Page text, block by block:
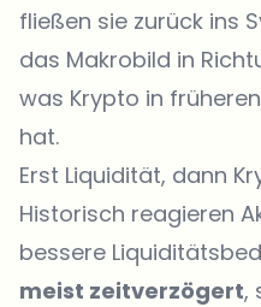
fließen sie zurück ins
das Makrobild in
was Krypto in
hat.
Erst Liquidität, dann
Historisch reagieren
bessere
meist zeitverzögert,